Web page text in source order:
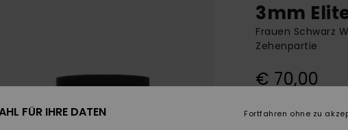
3mm
Frauen Schwarz
Zehenpartie
€ 70,00
FarbeBlack
FÜR IHRE DATEN Fortfahren ohne zu